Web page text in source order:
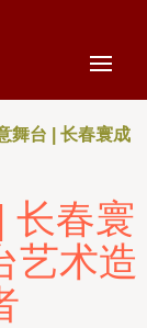
舞台 | 长春寰成
长春寰
术造